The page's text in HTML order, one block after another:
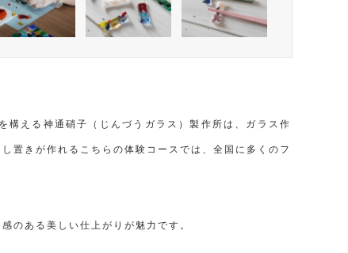
構える神通硝子（じんづうガラス）製作所は、ガラス作
置きが作れるこちらの体験コースでは、全国に多くのフ
のある美しい仕上がりが魅力です。